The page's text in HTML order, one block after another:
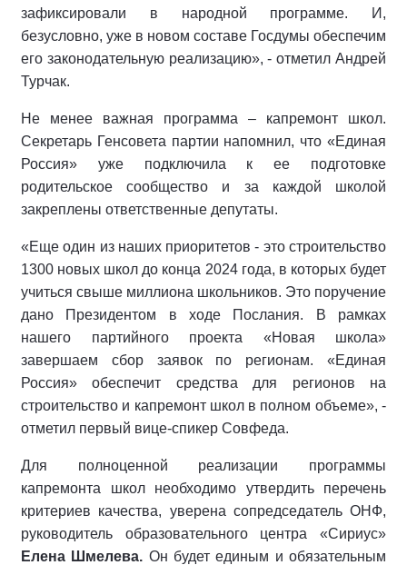
зафиксировали в народной программе. И,
безусловно, уже в новом составе Госдумы обеспечим
его законодательную реализацию», - отметил Андрей
Турчак.
Не менее важная программа – капремонт школ.
Секретарь Генсовета партии напомнил, что «Единая
Россия» уже подключила к ее подготовке
родительское сообщество и за каждой школой
закреплены ответственные депутаты.
«Еще один из наших приоритетов - это строительство
1300 новых школ до конца 2024 года, в которых будет
учиться свыше миллиона школьников. Это поручение
дано Президентом в ходе Послания. В рамках
нашего партийного проекта «Новая школа»
завершаем сбор заявок по регионам. «Единая
Россия» обеспечит средства для регионов на
строительство и капремонт школ в полном объеме», -
отметил первый вице-спикер Совфеда.
Для полноценной реализации программы
капремонта школ необходимо утвердить перечень
критериев качества, уверена сопредседатель ОНФ,
руководитель образовательного центра «Сириус»
Елена Шмелева. Он будет единым и обязательным